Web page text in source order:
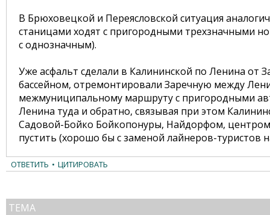
В Брюховецкой и Переясловской ситуация
станицами ходят с пригородными трехзначными
с однозначным).
Уже асфальт сделали в Калининской по Ленина от
бассейном, отремонтировали Заречную между
межмуниципальному маршруту с пригородными
Ленина туда и обратно, связывая при этом
Садовой-Бойко Бойкопонуры, Найдорфом,
пустить (хорошо бы с заменой лайнеров-
ОТВЕТИТЬ • ЦИТИРОВАТЬ
ТЕМА